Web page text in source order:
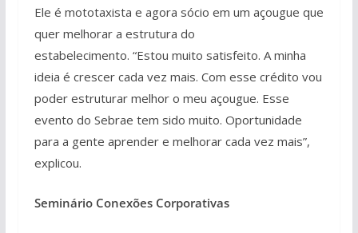
Ele é mototaxista e agora sócio em um açougue que
quer melhorar a estrutura do
estabelecimento. “Estou muito satisfeito. A minha
ideia é crescer cada vez mais. Com esse crédito vou
poder estruturar melhor o meu açougue. Esse
evento do Sebrae tem sido muito. Oportunidade
para a gente aprender e melhorar cada vez mais”,
explicou.
Seminário Conexões Corporativas